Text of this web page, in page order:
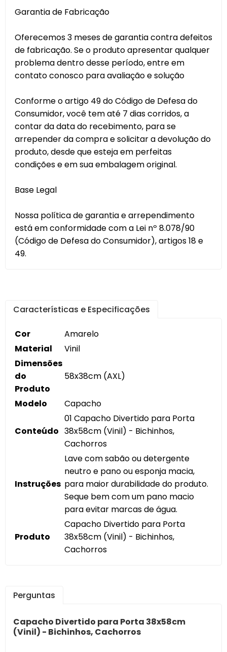
Garantia de Fabricação
Oferecemos 3 meses de garantia contra defeitos
de fabricação. Se o produto apresentar qualquer
problema dentro desse período, entre em
contato conosco para avaliação e solução
Conforme o artigo 49 do Código de Defesa do
Consumidor, você tem até 7 dias corridos, a
contar da data do recebimento, para se
arrepender da compra e solicitar a devolução do
produto, desde que esteja em perfeitas
condições e em sua embalagem original.
Base Legal
Nossa política de garantia e arrependimento
está em conformidade com a Lei nº 8.078/90
(Código de Defesa do Consumidor), artigos 18 e
49.
Características e Especificações
Cor
Amarelo
Material
Vinil
Dimensões
do
Produto
58x38cm (AXL)
Modelo Capacho
Conteúdo
01 Capacho Divertido para Porta
38x58cm (Vinil) - Bichinhos,
Cachorros
Instruções
Lave com sabão ou detergente
neutro e pano ou esponja macia,
para maior durabilidade do produto.
Seque bem com um pano macio
para evitar marcas de água.
Produto
Capacho Divertido para Porta
38x58cm (Vinil) - Bichinhos,
Cachorros
Perguntas
Capacho Divertido para Porta 38x58cm
(Vinil) - Bichinhos, Cachorros